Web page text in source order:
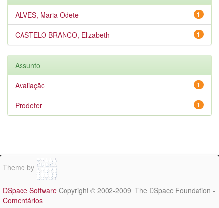
1
ALVES, Maria Odete
1
CASTELO BRANCO, Elizabeth
Assunto
1
Avaliação
1
Prodeter
Theme by
DSpace Software Copyright © 2002-2009 The DSpace Foundation -
Comentários